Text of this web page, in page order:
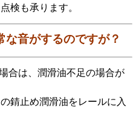
検も承ります。
な音がするのですが？
合は、潤滑油不足の場合が
錆止め潤滑油をレールに入